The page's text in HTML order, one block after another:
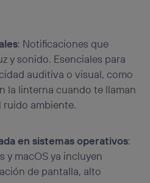
: Notificaciones que
y sonido. Esenciales para
auditiva o visual, como
la linterna cuando te llaman
ruido ambiente.
en sistemas operativos:
y macOS ya incluyen
de pantalla, alto